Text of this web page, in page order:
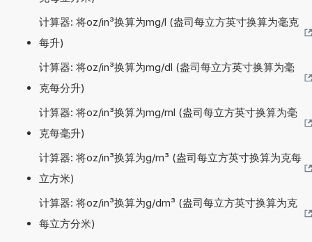
计算器: 将oz/in³换算为mg/l (盎司每立方英寸换算为毫克
每升)
计算器: 将oz/in³换算为mg/dl (盎司每立方英寸换算为毫
克每分升)
计算器: 将oz/in³换算为mg/ml (盎司每立方英寸换算为毫
克每毫升)
计算器: 将oz/in³换算为g/m³ (盎司每立方英寸换算为克每
立方米)
计算器: 将oz/in³换算为g/dm³ (盎司每立方英寸换算为克
每立方分米)